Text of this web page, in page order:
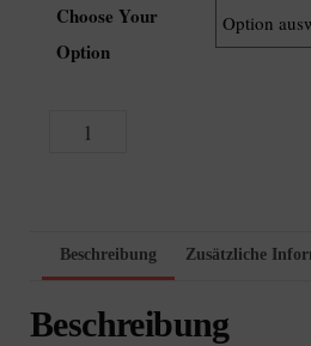
Choose Your
Option
Funk
Menge
Beschreibung Zusätzliche
Beschreibung